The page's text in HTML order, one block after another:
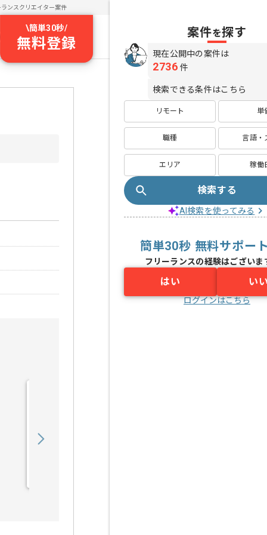
ランスクリエイター案件
\簡単30秒/
無料登録
案件を探す
現在公開中の案件は
2736 件
検索できる条件はこちら
リモート 単
職種 言語・
エリア 稼働
検索する
AI検索を使ってみる
簡単30秒 無料サポー
フリーランスの経験はございま
はい い
ログインはこちら